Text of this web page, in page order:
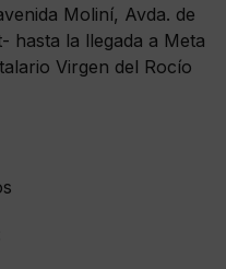
Moliní, Avda. de
hasta la llegada a Meta
Virgen del Rocío